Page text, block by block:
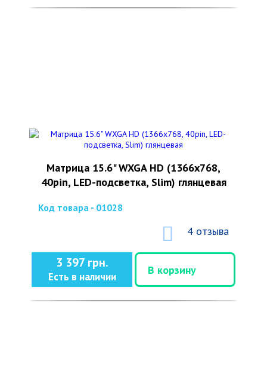
Матрица 15.6" WXGA HD (1366x768,
40pin, LED-подсветка, Slim) глянцевая
Код товара - 01028
4 отзыва
3 397 грн.
Есть в наличии
В корзину